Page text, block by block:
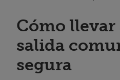
Cómo llevar
salida
segura